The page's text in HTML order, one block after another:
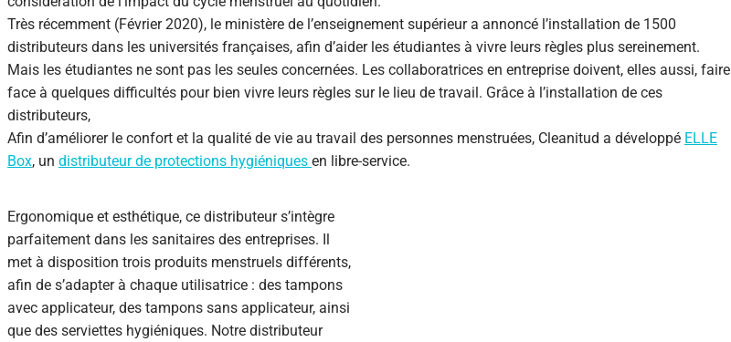
Très récemment (Février 2020), le ministère de l’enseignement supérieur a annoncé l’installation de 1500
distributeurs dans les universités françaises, afin d’aider les étudiantes à vivre leurs règles plus sereinement.
Mais les étudiantes ne sont pas les seules concernées. Les collaboratrices en entreprise doivent, elles aussi, faire
face à quelques difficultés pour bien vivre leurs règles sur le lieu de travail. Grâce à l’installation de ces
distributeurs,
Afin d’améliorer le confort et la qualité de vie au travail des personnes menstruées, Cleanitud a développé ELLE
Box, un distributeur de protections hygiéniques en libre-service.
Ergonomique et esthétique, ce distributeur s’intègre
parfaitement dans les sanitaires des entreprises. Il
met à disposition trois produits menstruels différents,
afin de s’adapter à chaque utilisatrice : des tampons
avec applicateur, des tampons sans applicateur, ainsi
que des serviettes hygiéniques. Notre distributeur